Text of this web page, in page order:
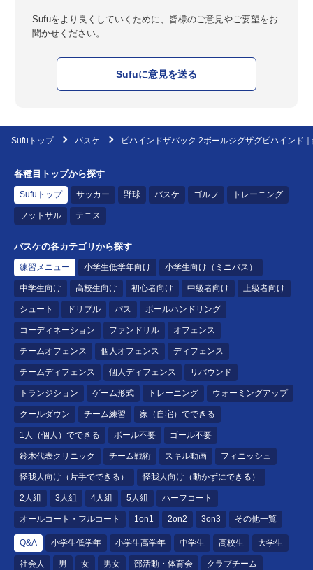
Sufuをより良くしていくために、皆様のご意見やご要望をお
聞かせください。
Sufuに意見を送る
Sufuトップ バスケ ビハインドザバック 2ボールジグザグビハインド
各種目トップから探す
Sufuトップ サッカー 野球 バスケ ゴルフ トレーニング
フットサル テニス
バスケの各カテゴリから探す
練習メニュー 小学生低学年向け 小学生向け（ミニバス）
中学生向け 高校生向け 初心者向け 中級者向け 上級者向け
シュート ドリブル パス ボールハンドリング
コーディネーション ファンドリル オフェンス
チームオフェンス 個人オフェンス ディフェンス
チームディフェンス 個人ディフェンス リバウンド
トランジション ゲーム形式 トレーニング ウォーミングアップ
クールダウン チーム練習 家（自宅）でできる
1人（個人）でできる ボール不要 ゴール不要
鈴木代表クリニック チーム戦術 スキル動画 フィニッシュ
怪我人向け（片手でできる） 怪我人向け（動かずにできる）
2人組 3人組 4人組 5人組 ハーフコート
オールコート・フルコート 1on1 2on2 3on3 その他一覧
Q&A 小学生低学年 小学生高学年 中学生 高校生 大学生
社会人 男 女 男女 部活動・体育会 クラブチーム